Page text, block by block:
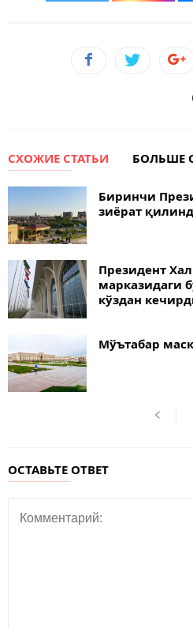
СХОЖИЕ СТАТЬИ БОЛЬШЕ
Биринчи
зиёрат
Президент
марказидаги
кўздан
Мўътабар
ОСТАВЬТЕ ОТВЕТ